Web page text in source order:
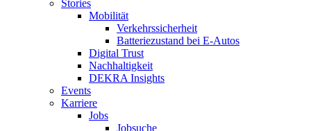
Stories
Mobilität
Verkehrssicherheit
Batteriezustand bei E-Autos
Digital Trust
Nachhaltigkeit
DEKRA Insights
Events
Karriere
Jobs
Jobsuche